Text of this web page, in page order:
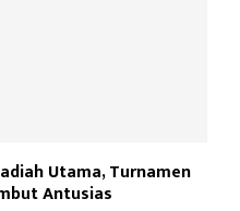
Utama, Turnamen
Antusias